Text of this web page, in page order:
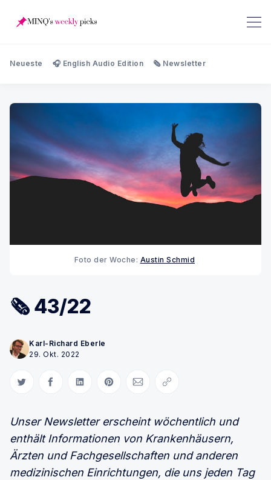
Neueste 🎧 English Audio Edition 🗞️ Newsletter
Foto der Woche: Austin Schmid
🗞 43/22
Karl-Richard Eberle
29. Okt. 2022
Auf Twitter teilen
Auf Facebook teilen
Auf LinkedIn teilen
Auf Pinterest teilen
Per E-Mail teilen
Link kopieren
Unser Newsletter erscheint wöchentlich und
enthält Informationen von Krankenhäusern,
Ärzten und Fachgesellschaften und anderen
medizinischen Einrichtungen, die uns jeden Tag